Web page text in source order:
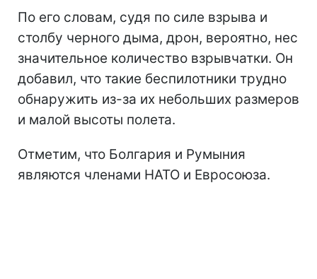
По его словам, судя по силе взрыва и
столбу черного дыма, дрон, вероятно, нес
значительное количество взрывчатки. Он
добавил, что такие беспилотники трудно
обнаружить из-за их небольших размеров
и малой высоты полета.
Отметим, что Болгария и Румыния
являются членами НАТО и Евросоюза.